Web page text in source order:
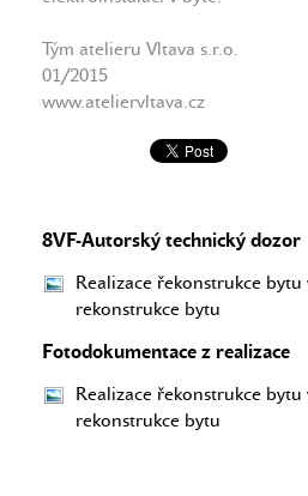
Tým atelieru Vltava s.r.o.
01/2015
www.ateliervltava.cz
8VF-Autorský technický dozor
Realizace řekonstrukce
rekonstrukce bytu
Fotodokumentace z realizace
Realizace řekonstrukce
rekonstrukce bytu